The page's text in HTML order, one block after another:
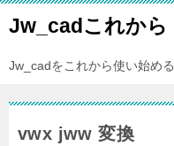
Jw_cadこれから
Jw_cadをこれから使い始め
vwx jww 変換